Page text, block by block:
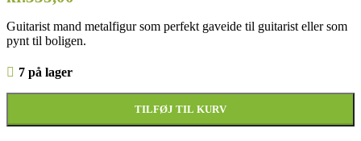
Guitarist mand metalfigur som perfekt gaveide til guitarist eller som
pynt til boligen.
7 på lager
TILFØJ TIL KURV